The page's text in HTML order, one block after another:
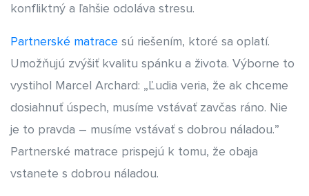
konfliktný a ľahšie odoláva stresu.
Partnerské matrace sú riešením, ktoré sa oplatí.
Umožňujú zvýšiť kvalitu spánku a života. Výborne to
vystihol Marcel Archard: „Ľudia veria, že ak chceme
dosiahnuť úspech, musíme vstávať zavčas ráno. Nie
je to pravda – musíme vstávať s dobrou náladou.”
Partnerské matrace prispejú k tomu, že obaja
vstanete s dobrou náladou.